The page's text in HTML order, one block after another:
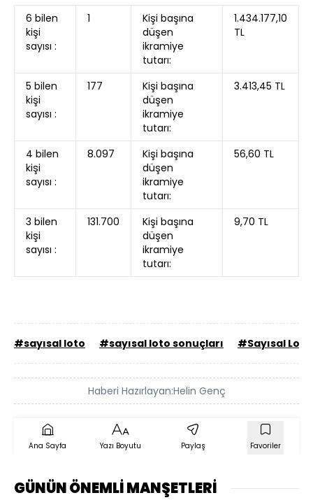
6 bilen
kişi
sayısı :
1
Kişi başına
düşen
ikramiye
tutarı:
1.434.177,10
TL
5 bilen
kişi
sayısı :
177
Kişi başına
düşen
ikramiye
tutarı:
3.413,45 TL
4 bilen
kişi
sayısı :
8.097
Kişi başına
düşen
ikramiye
tutarı:
56,60 TL
3 bilen
kişi
sayısı :
131.700
Kişi başına
düşen
ikramiye
tutarı:
9,70 TL
#sayısal loto #sayısal loto sonuçları #Sayısal Loto
Haberi Hazırlayan:Helin Genç
Ana Sayfa Yazı Boyutu Paylaş Favoriler
GÜNÜN ÖNEMLİ MANŞETLERİ